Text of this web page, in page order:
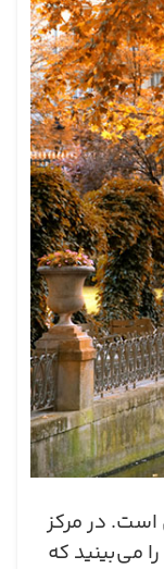
است. در مرکز
می‌بینید که